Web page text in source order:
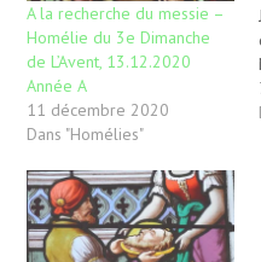
A la recherche du messie –
Homélie du 3e Dimanche
de L’Avent, 13.12.2020
Année A
11 décembre 2020
Dans "Homélies"